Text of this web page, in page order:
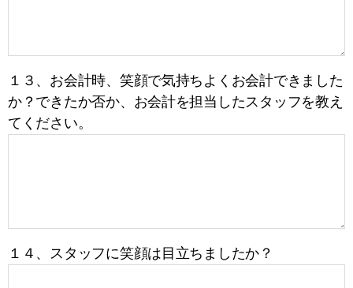
１３、お会計時、笑顔で気持ちよくお会計できました
か？できたか否か、お会計を担当したスタッフを教え
てください。
１４、スタッフに笑顔は目立ちましたか？